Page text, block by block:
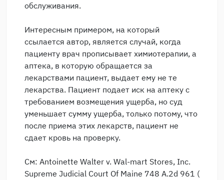
обслуживания.
Интересным примером, на который
ссылается автор, является случай, когда
пациенту врач прописывает химиотерапии, а
аптека, в которую обращается за
лекарствами пациент, выдает ему не те
лекарства. Пациент подает иск на аптеку с
требованием возмещения ущерба, но суд
уменьшает сумму ущерба, только потому, что
после приема этих лекарств, пациент не
сдает кровь на проверку.
См: Antoinette Walter v. Wal-mart Stores, Inc.
Supreme Judicial Court Of Maine 748 A.2d 961 (